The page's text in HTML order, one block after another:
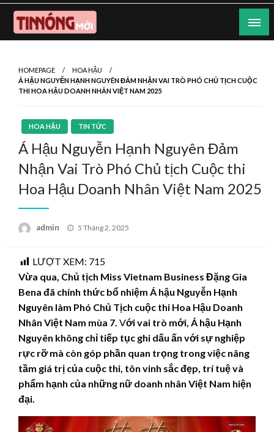
Skip
content
Tin Nóng Mới
Nơi cung cấp thông tin mới nhất
HOMEPAGE
HOA HẬU
Á HẬU NGUYỄN HẠNH NGUYÊN ĐẢM NHẬN VAI TRÒ PHÓ CHỦ TỊCH CUỘC
THI HOA HẬU DOANH NHÂN VIỆT NAM 2025
HOA HẬU TIN TỨC
Á Hậu Nguyễn Hạnh Nguyên Đảm
Nhận Vai Trò Phó Chủ tịch Cuộc thi
Hoa Hậu Doanh Nhân Việt Nam 2025
admin
Posted
5 Tháng 2, 2025
LƯỢT XEM: 715
Vừa qua, Chủ tịch Miss Vietnam Business Đặng Gia
Bena đã chính thức bổ nhiệm Á hậu Nguyễn Hạnh
Nguyên làm Phó Chủ Tịch cuộc thi Hoa Hậu Doanh
Nhân Việt Nam mùa 7. Với vai trò mới, Á hậu Hạnh
Nguyên không chỉ tiếp tục ghi dấu ấn với sự nghiệp
rực rỡ mà còn góp phần quan trọng trong việc nâng
tầm giá trị của cuộc thi, tôn vinh sắc đẹp, trí tuệ và
phẩm hạnh của những nữ doanh nhân Việt Nam hiện
đại.